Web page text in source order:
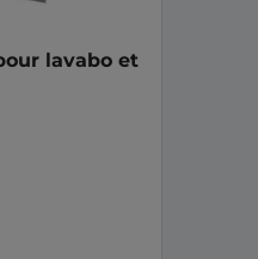
lavabo et